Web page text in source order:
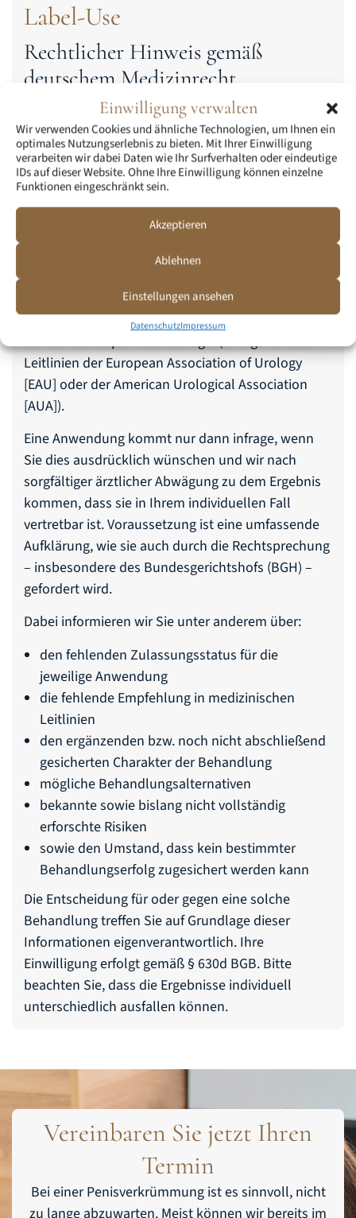
Einwilligung verwalten
Wir verwenden Cookies und ähnliche Technologien, um Ihnen ein
optimales Nutzungserlebnis zu bieten. Mit Ihrer Einwilligung
verarbeiten wir dabei Daten wie Ihr Surfverhalten oder eindeutige
IDs auf dieser Website. Ohne Ihre Einwilligung können einzelne
Funktionen eingeschränkt sein.
Akzeptieren
Ablehnen
Einstellungen ansehen
DatenschutzImpressum
Label-Use
Rechtlicher Hinweis gemäß
deutschem Medizinrecht
Die auf dieser Seite beschriebenen
Behandlungsverfahren – insbesondere die
Anwendung von plättchenreichem Plasma (PRP) –
erfolgen außerhalb des zugelassenen
Das bedeutet: Diese Behandlungen sind nicht Teil
der regulären vertragsärztlichen Versorgung und
Krankenkassen übernommen. Zudem entsprechen
sie nicht den aktuell empfohlenen
Standardtherapien der Urologie (z. B. gemäß den
Leitlinien der European Association of Urology
[EAU] oder der American Urological Association
[AUA]).
Eine Anwendung kommt nur dann infrage, wenn
Sie dies ausdrücklich wünschen und wir nach
sorgfältiger ärztlicher Abwägung zu dem Ergebnis
kommen, dass sie in Ihrem individuellen Fall
vertretbar ist. Voraussetzung ist eine umfassende
Aufklärung, wie sie auch durch die Rechtsprechung
– insbesondere des Bundesgerichtshofs (BGH) –
gefordert wird.
Dabei informieren wir Sie unter anderem über:
den fehlenden Zulassungsstatus für die
jeweilige Anwendung
die fehlende Empfehlung in medizinischen
Leitlinien
den ergänzenden bzw. noch nicht abschließend
gesicherten Charakter der Behandlung
mögliche Behandlungsalternativen
bekannte sowie bislang nicht vollständig
erforschte Risiken
sowie den Umstand, dass kein bestimmter
Behandlungserfolg zugesichert werden kann
Die Entscheidung für oder gegen eine solche
Behandlung treffen Sie auf Grundlage dieser
Informationen eigenverantwortlich. Ihre
Einwilligung erfolgt gemäß § 630d BGB. Bitte
beachten Sie, dass die Ergebnisse individuell
unterschiedlich ausfallen können.
Vereinbaren Sie jetzt Ihren
Termin
Bei einer Penisverkrümmung ist es sinnvoll, nicht
zu lange abzuwarten. Meist können wir bereits im